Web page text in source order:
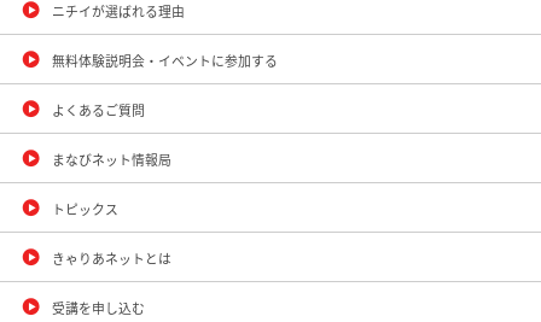
ニチイが選ばれる理由
無料体験説明会・イベントに参加する
よくあるご質問
まなびネット情報局
トピックス
きゃりあネットとは
受講を申し込む